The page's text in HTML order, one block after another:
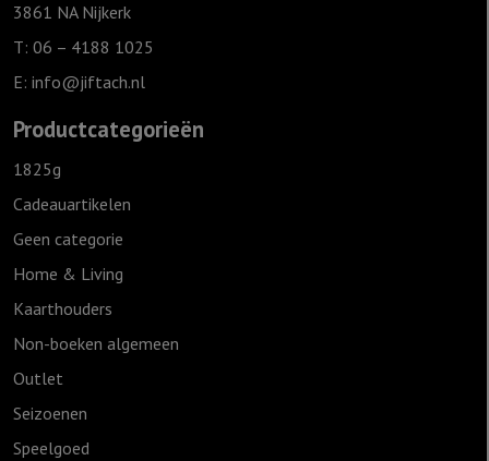
3861 NA Nijkerk
T: 06 – 4188 1025
E: info@jiftach.nl
Productcategorieën
1825g
Cadeauartikelen
Geen categorie
Home & Living
Kaarthouders
Non-boeken algemeen
Outlet
Seizoenen
Speelgoed